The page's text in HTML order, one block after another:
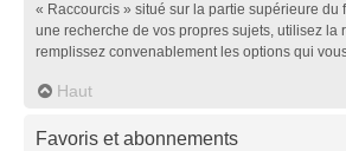
« Raccourcis » situé sur la partie supérieure du
une recherche de vos propres sujets, utilisez la
remplissez convenablement les options qui
Haut
Favoris et abonnements